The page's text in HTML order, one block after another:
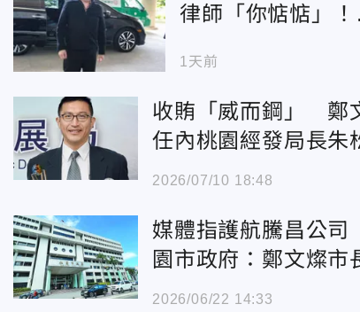
律師「你惦惦」！
1天前
收賄「威而鋼」 鄭
任內桃園經發局長朱
判刑10年4月定讞
2026/07/10 18:48
媒體指護航騰昌公
園市政府：鄭文燦市
內通過許可
2026/06/22 14:33